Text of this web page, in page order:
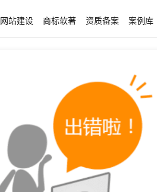
网站建设 商标软著 资质备案 案例库